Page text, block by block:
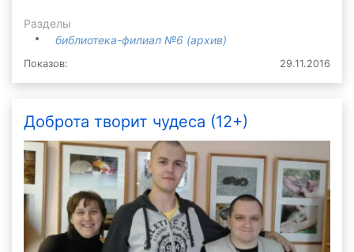
Разделы
библиотека-филиал №6 (архив)
Показов: 29.11.2016
Доброта творит чудеса (12+)